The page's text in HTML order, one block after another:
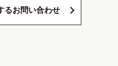
るお問い合わせ